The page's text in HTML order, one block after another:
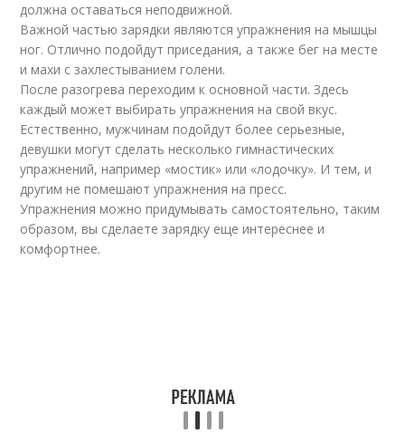
должна оставаться неподвижной.
Важной частью зарядки являются упражнения на мышцы
ног. Отлично подойдут приседания, а также бег на месте
и махи с захлестыванием голени.
После разогрева переходим к основной части. Здесь
каждый может выбирать упражнения на свой вкус.
Естественно, мужчинам подойдут более серьезные,
девушки могут сделать несколько гимнастических
упражнений, например «мостик» или «лодочку». И тем, и
другим не помешают упражнения на пресс.
Упражнения можно придумывать самостоятельно, таким
образом, вы сделаете зарядку еще интереснее и
комфортнее.